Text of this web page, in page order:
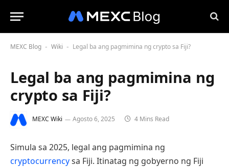
MEXC Blog - Wiki - Legal ba ang pagmimina ng crypto sa Fiji?
Legal ba ang pagmimina ng
crypto sa Fiji?
MEXC Wiki Agosto 6, 2025 4 Mins Read
Simula sa 2025, legal ang pagmimina ng
cryptocurrencysa Fiji. Itinatag ng gobyerno ng Fiji